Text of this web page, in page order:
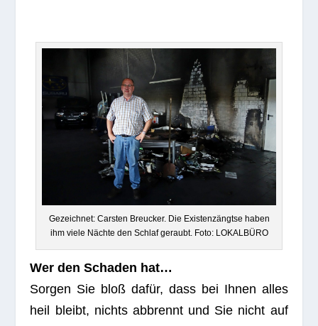
Gezeich­net: Cars­ten Breu­cker. Die Exis­tenzäng­tse haben
ihm viele Nächte den Schlaf geraubt. Foto: LOKALBÜRO
Wer den Scha­den hat…
Sor­gen Sie bloß dafür, dass bei Ihnen alles
heil bleibt, nichts abbrennt und Sie nicht auf